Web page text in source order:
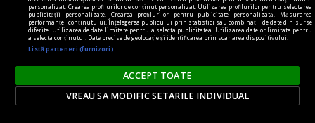
personalizat. Crearea profilurilor de conținut personalizat. Utilizarea profilurilor pentru selectarea
publicității personalizate. Crearea profilurilor pentru publicitate personalizată. Măsurarea
performanței conținutului. Înțelegerea publicului prin statistici sau combinații de date din surse
diferite. Utilizarea de date limitate pentru a selecta publicitatea. Utilizarea datelor limitate pentru
a selecta conținutul. Date precise de geolocație și identificarea prin scanarea dispozitivului.
Listă parteneri (furnizori)
ACCEPT TOATE
VREAU SA MODIFIC SETARILE INDIVIDUAL